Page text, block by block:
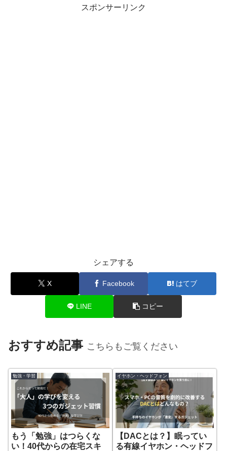
スポンサーリンク
シェアする
X Facebook はてブ
LINE コピー
おすすめ記事 こちらもご覧ください
勉強・学習
もう「勉強」はつらくな
い！40代からの在宅スキ
イヤホン・ヘッドフォン
【DACとは？】眠ってい
る有線イヤホン・ヘッドフ